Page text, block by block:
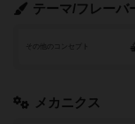
テーマ/フレーバ
その他のコンセプト
メカニクス